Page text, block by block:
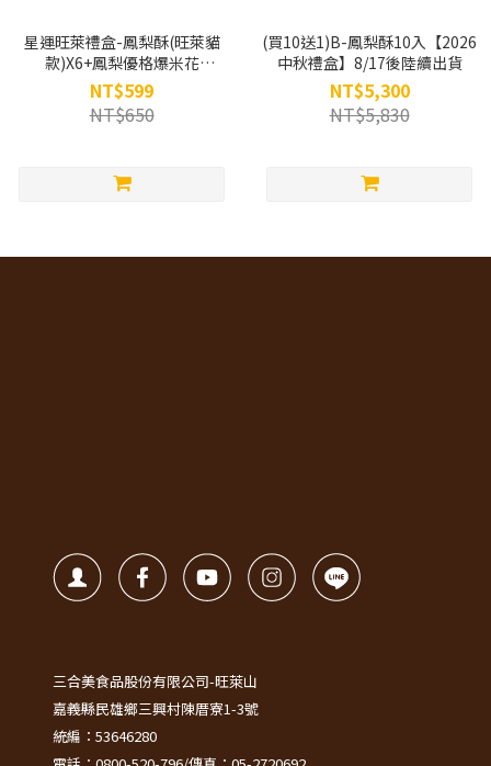
星運旺萊禮盒-鳳梨酥(旺萊貓
款)X6+鳳梨優格爆米花
X6【2026中秋禮盒】
NT$599
NT$650
(買10送1)B-鳳梨酥10入【2026
中秋禮盒】8/17後陸續出貨
NT$5,300
NT$5,830
三合美食品股份有限公司-旺萊山
嘉義縣民雄鄉三興村陳厝寮1-3號
統編：53646280